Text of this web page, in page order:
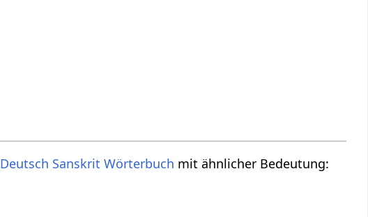
Deutsch Sanskrit Wörterbuch mit ähnlicher Bedeutung: